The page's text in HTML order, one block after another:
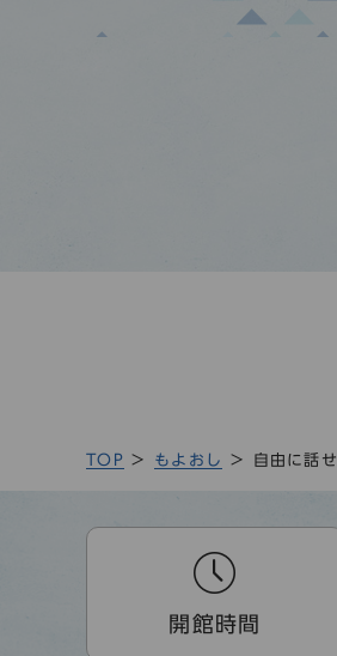
TOP もよおし 自由に話
開館時間